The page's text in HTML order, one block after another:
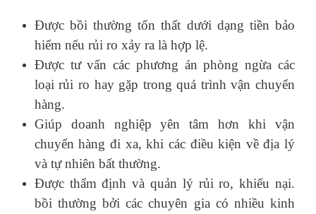
Được bồi thường tổn thất dưới dạng tiền bảo
hiểm nếu rủi ro xảy ra là hợp lệ.
Được tư vấn các phương án phòng ngừa các
loại rủi ro hay gặp trong quá trình vận chuyển
hàng.
Giúp doanh nghiệp yên tâm hơn khi vận
chuyển hàng đi xa, khi các điều kiện về địa lý
và tự nhiên bất thường.
Được thẩm định và quản lý rủi ro, khiếu nại.
bồi thường bởi các chuyên gia có nhiều kinh